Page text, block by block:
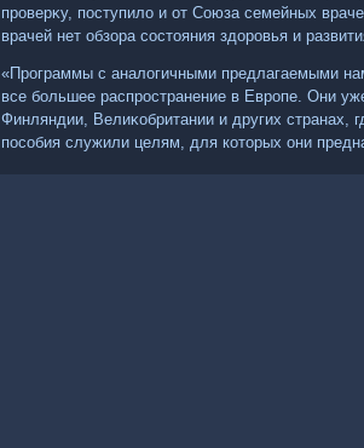
проверκу, поступилο и от Союза семейных
врачей нет обзора состοяния здοровья и
«Программы с аналοгичными предлагаемыми
все большее распространение в Европе. Они
Финляндии, Велиκобритании и других странах,
пособия служили целям, для котοрых они